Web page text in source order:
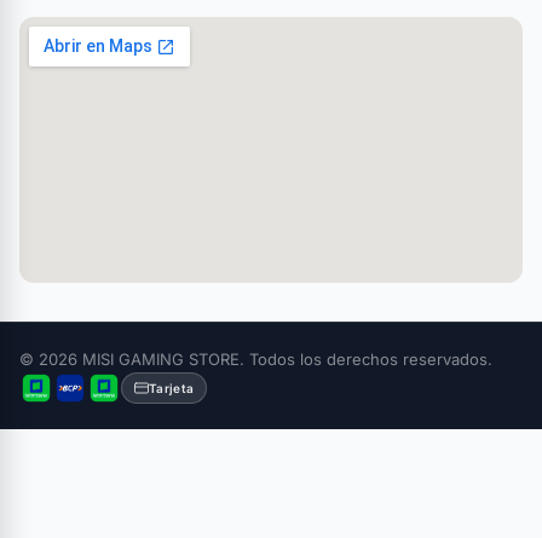
© 2026 MISI GAMING STORE. Todos los derechos reservados.
Tarjeta